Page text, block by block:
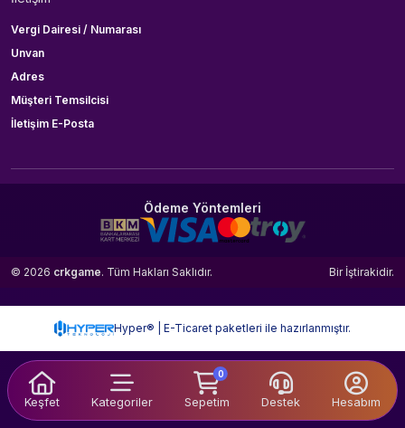
Keşfet Kategoriler
0
Sepetim Destek Hesabım
Vergi Dairesi / Numarası
Unvan
Adres
Müşteri Temsilcisi
İletişim E-Posta
Ödeme Yöntemleri
© 2026 crkgame. Tüm Hakları Saklıdır. Bir İştirakidir.
Hyper® | E-Ticaret paketleri ile hazırlanmıştır.